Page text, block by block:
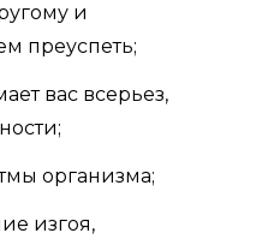
и
преуспеть;
вас всерьез,
организма;
изгоя,